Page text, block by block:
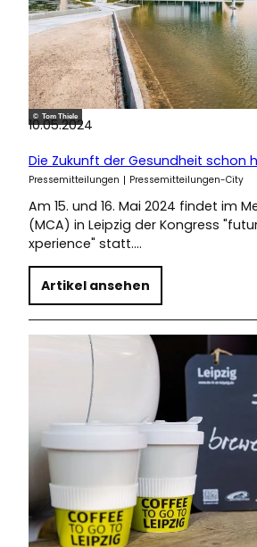
© Tom Thiele
10.05.2024
Die Zukunft der Gesundheit schon
Pressemitteilungen Pressemitteilungen-City
Am 15. und 16. Mai 2024 findet im
(MCA) in Leipzig der Kongress
xperience" statt.…
Artikel ansehen